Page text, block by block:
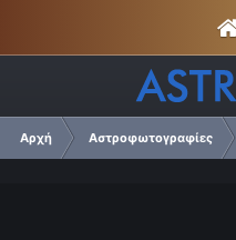
Αρχή Αστροφωτογραφίες